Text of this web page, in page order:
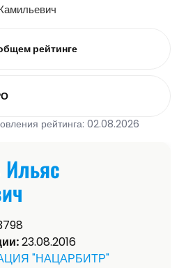
рейтинге
рейтинга: 02.08.2026
23.08.2016
"НАЦАРБИТР"